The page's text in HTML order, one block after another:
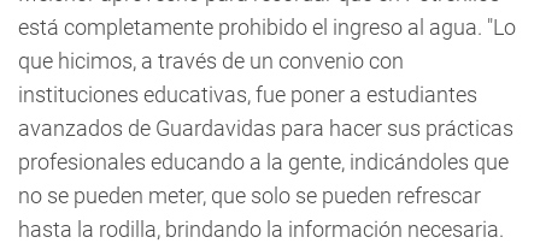
está completamente prohibido el ingreso al agua. "Lo
que hicimos, a través de un convenio con
instituciones educativas, fue poner a estudiantes
avanzados de Guardavidas para hacer sus prácticas
profesionales educando a la gente, indicándoles que
no se pueden meter, que solo se pueden refrescar
hasta la rodilla, brindando la información necesaria.